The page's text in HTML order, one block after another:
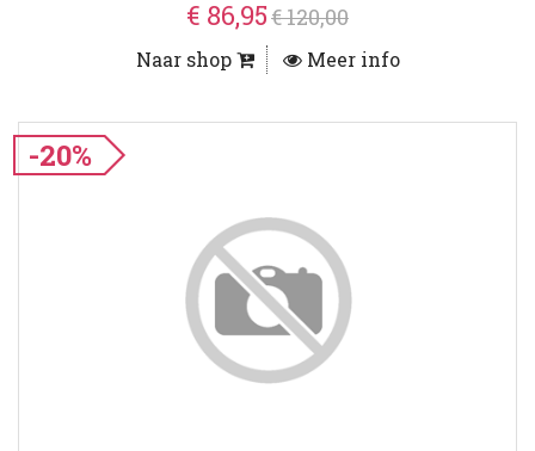
€ 86,95€ 120,00
Naar shop Meer info
-20%